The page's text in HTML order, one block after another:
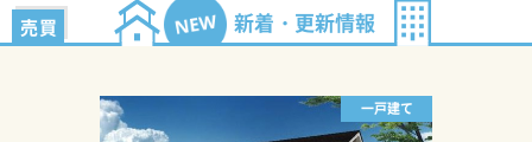
売 買 新着・更新情報
一戸建て